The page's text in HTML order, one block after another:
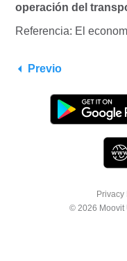
operación del
Referencia: El
Previo
Privacy
© 2026 Moovit